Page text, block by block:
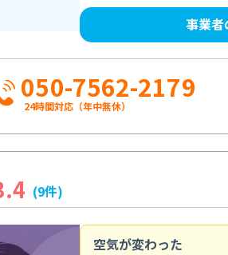
事業者
050-7562-2179
24時間対応（年中無休）
(9件)
空気が変わった